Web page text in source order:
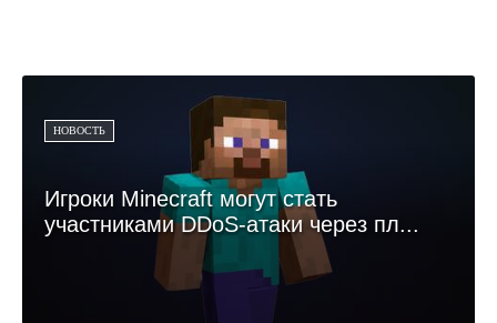
НОВОСТЬ
Игроки Minecraft могут стать
участниками DDoS-атаки через пл...